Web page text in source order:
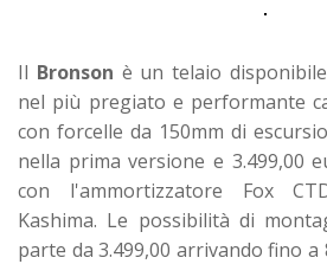
Il Bronson è un telaio
nel più pregiato e performante
con forcelle da 150mm di
nella prima versione e 3.499,00
con l'ammortizzatore Fox
Kashima. Le possibilità di
parte da 3.499,00 arrivando fino a